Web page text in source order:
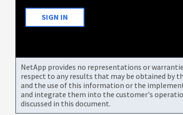
SIGN IN
NetApp provides no representations or
respect to any results that may be obtained by
and the use of this information or the
and integrate them into the customer's
discussed in this document.